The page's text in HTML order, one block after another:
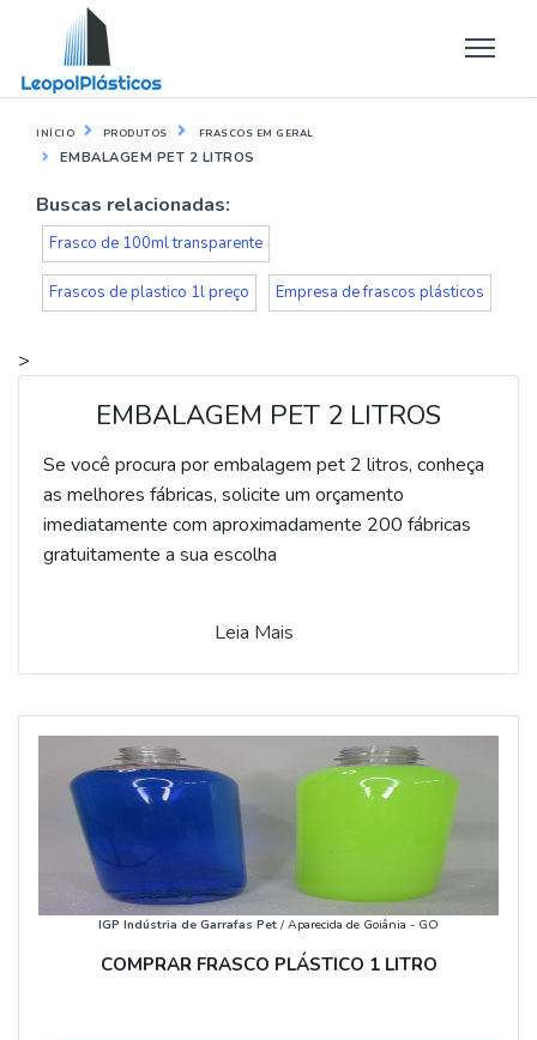
INÍCIO PRODUTOS FRASCOS EM GERAL
EMBALAGEM PET 2 LITROS
Buscas relacionadas:
Frasco de 100ml transparente
Frascos de plastico 1l preço Empresa de frascos plásticos
>
EMBALAGEM PET 2 LITROS
Se você procura por embalagem pet 2 litros, conheça
as melhores fábricas, solicite um orçamento
imediatamente com aproximadamente 200 fábricas
gratuitamente a sua escolha
Leia Mais
IGP Indústria de Garrafas Pet / Aparecida de Goiânia - GO
COMPRAR FRASCO PLÁSTICO 1 LITRO